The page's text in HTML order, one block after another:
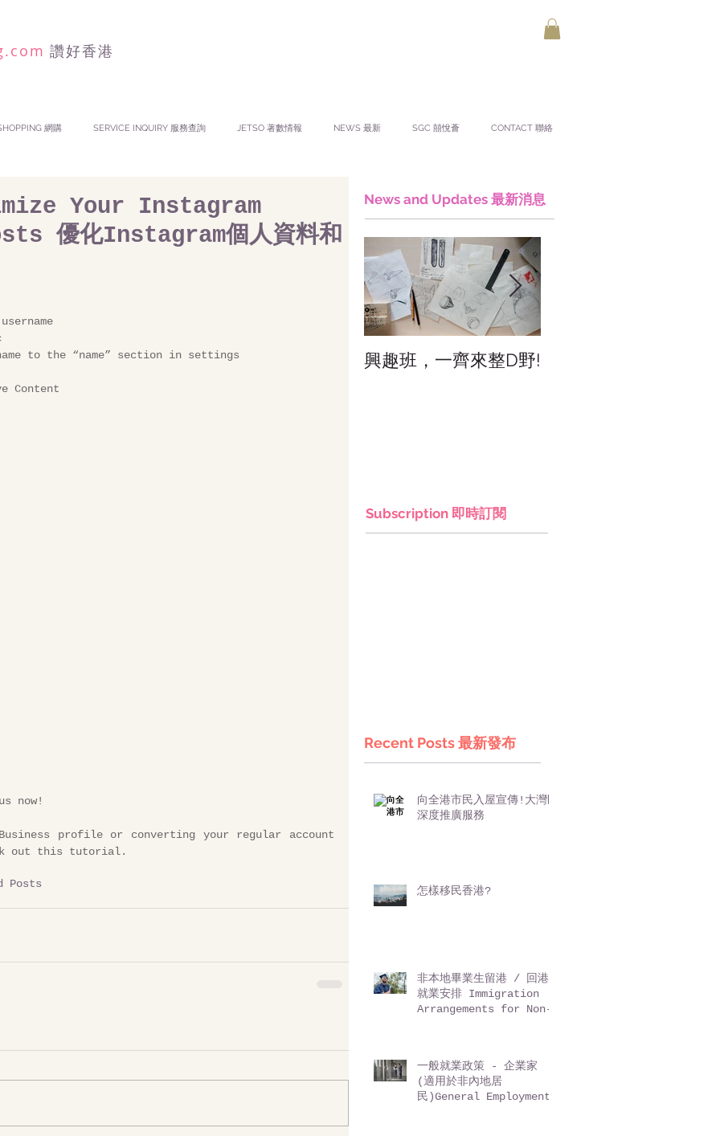
讚好香港
網購 SERVICE INQUIRY 服務查詢 JETSO 著數情報 NEWS 最新 SGC 囍悅薈 CONTACT 聯絡
Your Instagram
優化Instagram個人資料和
to the “name” section in settings
Content
now!
profile or converting your regular account
out this tutorial.
Posts
News and Updates 最新消息
興趣班，一齊來整D野!
Subscription 即時訂閱
Recent Posts 最新發布
向全港市民入屋宣傳!大灣區
深度推廣服務
怎樣移民香港?
非本地畢業生留港 / 回港
就業安排 Immigration
Arrangements for Non-
一般就業政策 - 企業家
(適用於非內地居
民)General Employment